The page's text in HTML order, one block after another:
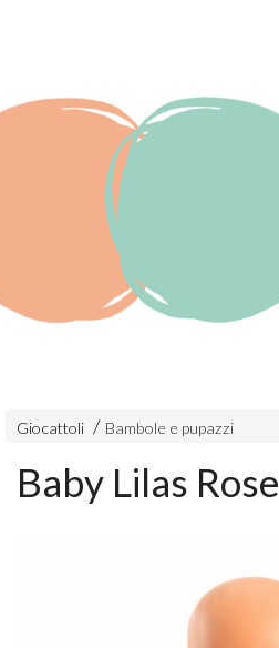
Giocattoli Bambole e pupazzi
Baby Lilas Rose